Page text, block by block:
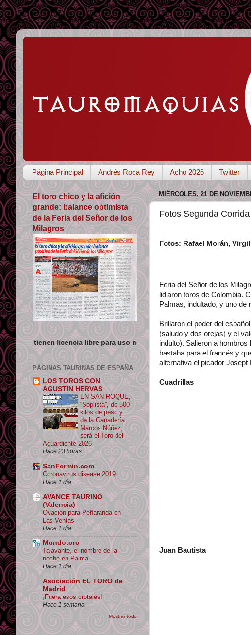
Página Principal Andrés Roca Rey Acho 2026 Twitter
MIÉRCOLES, 21 DE
Fotos Segunda
Fotos: Rafael Morán,
Esta entrada
Feria del Señor de los
lidiaron toros de Colombia.
Palmas, indultado, y uno de
Brillaron el poder del
(saludo y dos orejas) y el
indulto). Salieron a
bastaba para el francés y
alternativa el picador
Cuadrillas
Juan Bautista
El toro chico y la afición
grande: balance optimista
de la Feria del Señor de los
Milagros
libre para uso no comercial siempre que se de crédito y enlace su
PÁGINAS TAURINAS DE ESPAÑA
LOS TOROS CON
AGUSTIN HERVAS
EN SAN ROQUE,
“Soplista”, de 500
kilos de peso y
de la Ganadería
Marcos Núñez,
será el Toro del
Aguardiente 2026
Hace 23 horas.
SanFermin.com
Coronavirus disease 2019
Hace 1 día.
AVANCE TAURINO
(Valencia)
Ovación para Peñaranda en
Las Ventas
Hace 1 día.
Mundotoro
Talavante, el nombre de la
noche en Palma
Hace 1 día.
Asociación EL TORO de
Madrid
¡Fuera esos crotales!
Hace 1 semana.
Mostrar todo